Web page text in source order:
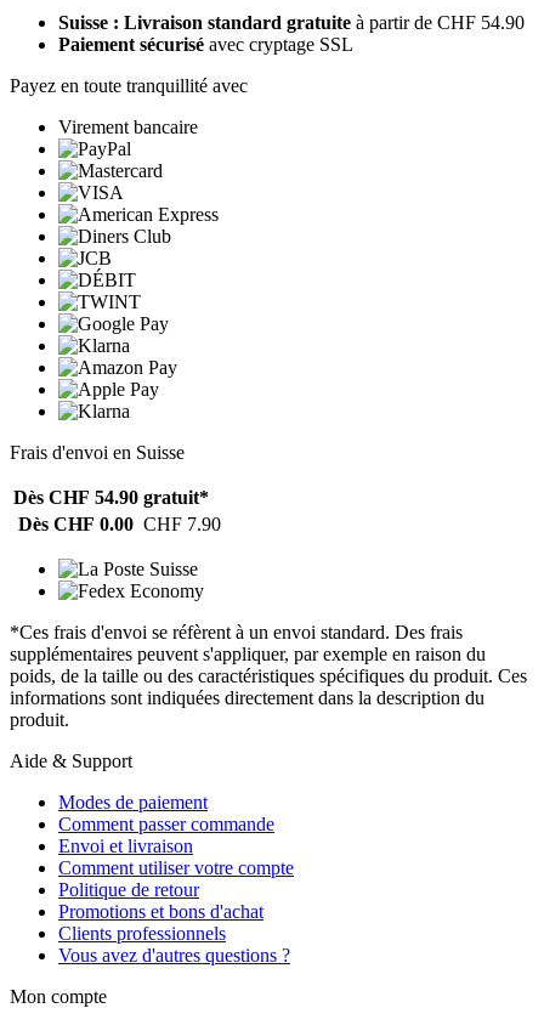
Suisse : Livraison standard gratuite à partir de CHF 54.90
Paiement sécurisé avec cryptage SSL
Payez en toute tranquillité avec
Virement bancaire
Frais d'envoi en Suisse
Dès CHF 54.90 gratuit*
Dès CHF 0.00 CHF 7.90
*Ces frais d'envoi se réfèrent à un envoi standard. Des frais
supplémentaires peuvent s'appliquer, par exemple en raison du
poids, de la taille ou des caractéristiques spécifiques du produit. Ces
informations sont indiquées directement dans la description du
produit.
Aide & Support
Modes de paiement
Comment passer commande
Envoi et livraison
Comment utiliser votre compte
Politique de retour
Promotions et bons d'achat
Clients professionnels
Vous avez d'autres questions ?
Mon compte